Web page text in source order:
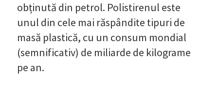
obținută din petrol. Polistirenul este
unul din cele mai răspândite tipuri de
masă plastică, cu un consum mondial
(semnificativ) de miliarde de kilograme
pe an.